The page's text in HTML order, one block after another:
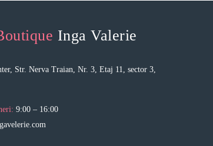
Inga Valerie
Str. Nerva Traian, Nr. 3, Etaj 11, sector 3,
9:00 – 16:00